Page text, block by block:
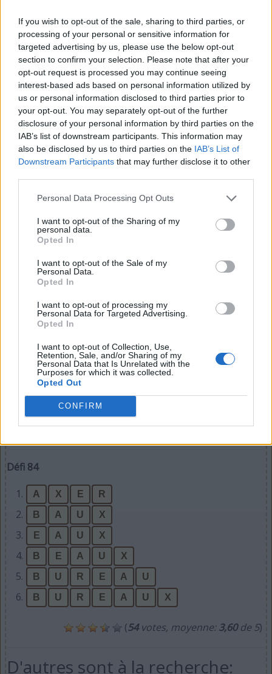
If you wish to opt-out of the sale, sharing to third parties, or
processing of your personal or sensitive information for
targeted advertising by us, please use the below opt-out
section to confirm your selection. Please note that after your
opt-out request is processed you may continue seeing
interest-based ads based on personal information utilized by
us or personal information disclosed to third parties prior to
your opt-out. You may separately opt-out of the further
disclosure of your personal information by third parties on the
IAB’s list of downstream participants. This information may
also be disclosed by us to third parties on the IAB’s List of
Downstream Participants that may further disclose it to other
Personal Data Processing Opt Outs
I want to opt-out of the Sharing of my
personal data.
Opted In
I want to opt-out of the Sale of my
Personal Data.
Opted In
I want to opt-out of processing my
Personal Data for Targeted Advertising.
Opted In
I want to opt-out of Collection, Use,
Retention, Sale, and/or Sharing of my
Personal Data that Is Unrelated with the
Purposes for which it was collected.
Opted Out
CONFIRM
chaque jour ! Cela signifie plus de plaisir
pour nous tous, les joueurs de ce jeu-questionnaire
stimulant. Puisque vous êtes ici, il y a de fortes chances
que vous recherchiez Maître des Mots Daily Answers. Ne
cherchez pas plus loin, car notre personnel a créé cette
page et la mettra à jour tous les jours avec les nouvelles
réponses au puzzle quotidien. Nous vous
recommandons d'ajouter cette page à vos signets afin
que chaque fois que vous êtes bloqué, vous puissiez
trouver la solution immédiatement.
Recherche par lettres.
Entrez toutes les lettres du
puzzle:
Recherche
Défi 84
1.
A X E R
2. B A U X
3. E A U X
4. B E A U X
5. B U R E A U
6. B U R E A U X
(54votes, moyenne:3,60de 5)
D'autres sont à la recherche: